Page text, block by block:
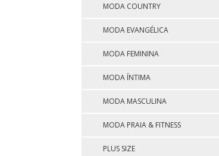
MODA COUNTRY
MODA EVANGÉLICA
MODA FEMININA
MODA ÍNTIMA
MODA MASCULINA
MODA PRAIA & FITNESS
PLUS SIZE